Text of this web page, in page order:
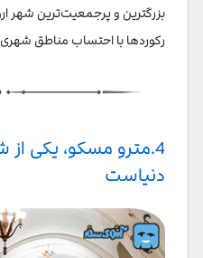
بزرگترین و پرجمعیت‌ترین شهر
رکوردها با احتساب مناطق
4.مترو مسکو، یکی
دنیاست